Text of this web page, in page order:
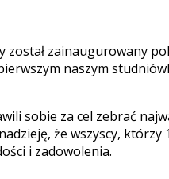
zainaugurowany
naszym
sobie za cel zebrać
że wszyscy,
i zadowolenia.